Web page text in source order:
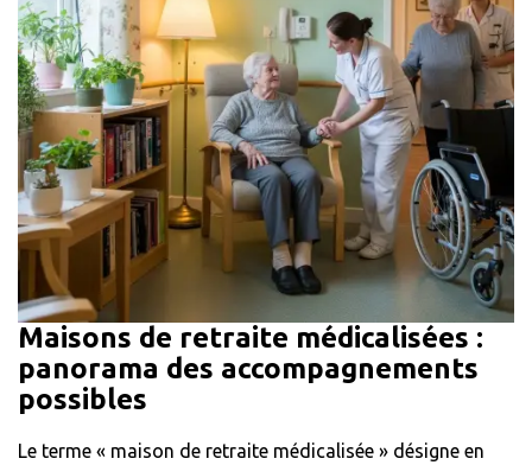
Maisons de retraite médicalisées :
panorama des accompagnements
possibles
Le terme « maison de retraite médicalisée » désigne en